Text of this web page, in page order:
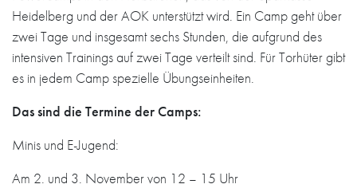
Heidelberg und der AOK unterstützt wird. Ein Camp geht über
zwei Tage und insgesamt sechs Stunden, die aufgrund des
intensiven Trainings auf zwei Tage verteilt sind. Für Torhüter gibt
es in jedem Camp spezielle Übungseinheiten.
Das sind die Termine der Camps:
Minis und E-Jugend:
Am 2. und 3. November von 12 – 15 Uhr